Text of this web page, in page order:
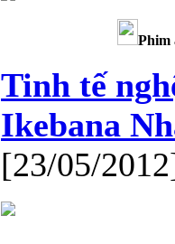
Phim
Tinh tế
Ikebana
[23/05/